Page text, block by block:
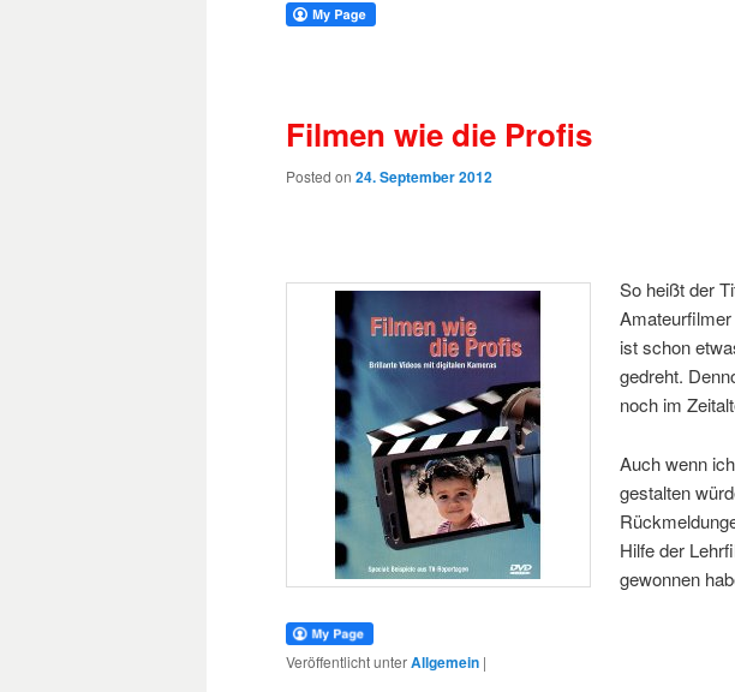
Filmen wie die Profis
Posted on 24. September 2012
So heißt der
ist schon
gedreht.
noch im
Auch wenn
gestalten
Hilfe der
gewonnen
Veröffentlicht unterAllgemein |